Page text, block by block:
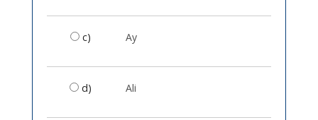
c) Ay
d) Ali